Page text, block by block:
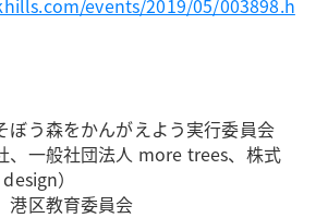
ぼう森をかんがえよう実行委員会
、一般社団法人 more trees、株式
）
港区教育委員会